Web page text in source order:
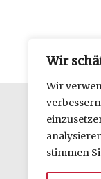
Wir
Wir
stimmen